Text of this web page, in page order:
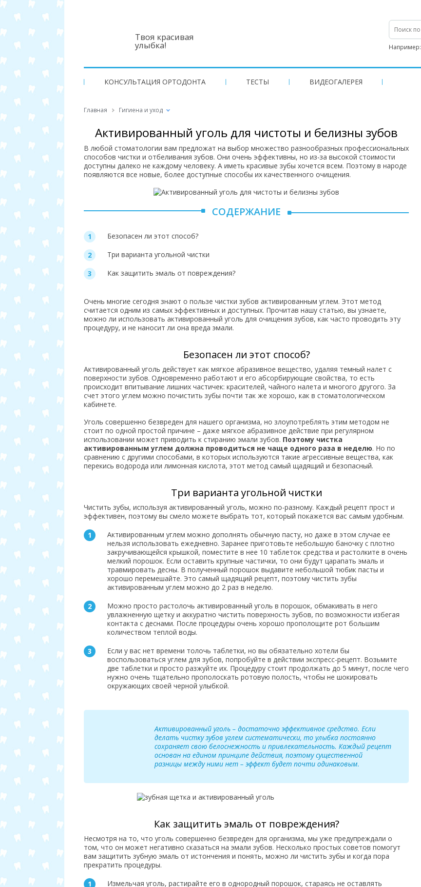
Твоя красивая
улыбка! Например:
КОНСУЛЬТАЦИЯ ОРТОДОНТА ТЕСТЫ ВИДЕОГАЛЕРЕЯ
Главная Гигиена и уход
Активированный уголь для чистоты и белизны зубов
В любой стоматологии вам предложат на выбор множество разнообразных профессиональных
способов чистки и отбеливания зубов. Они очень эффективны, но из-за высокой стоимости
доступны далеко не каждому человеку. А иметь красивые зубы хочется всем. Поэтому в народе
появляются все новые, более доступные способы их качественного очищения.
СОДЕРЖАНИЕ
Безопасен ли этот способ?
Три варианта угольной чистки
Как защитить эмаль от повреждения?
Очень многие сегодня знают о пользе чистки зубов активированным углем. Этот метод
считается одним из самых эффективных и доступных. Прочитав нашу статью, вы узнаете,
можно ли использовать активированный уголь для очищения зубов, как часто проводить эту
процедуру, и не наносит ли она вреда эмали.
Безопасен ли этот способ?
Активированный уголь действует как мягкое абразивное вещество, удаляя темный налет с
поверхности зубов. Одновременно работают и его абсорбирующие свойства, то есть
происходит впитывание лишних частичек: красителей, чайного налета и многого другого. За
счет этого углем можно почистить зубы почти так же хорошо, как в стоматологическом
кабинете.
Уголь совершенно безвреден для нашего организма, но злоупотреблять этим методом не
стоит по одной простой причине – даже мягкое абразивное действие при регулярном
использовании может приводить к стиранию эмали зубов. Поэтому чистка
активированным углем должна проводиться не чаще одного раза в неделю. Но по
сравнению с другими способами, в которых используются такие агрессивные вещества, как
перекись водорода или лимонная кислота, этот метод самый щадящий и безопасный.
Три варианта угольной чистки
Чистить зубы, используя активированный уголь, можно по-разному. Каждый рецепт прост и
эффективен, поэтому вы смело можете выбрать тот, который покажется вас самым удобным.
Активированным углем можно дополнять обычную пасту, но даже в этом случае ее
нельзя использовать ежедневно. Заранее приготовьте небольшую баночку с плотно
закручивающейся крышкой, поместите в нее 10 таблеток средства и растолките в очень
мелкий порошок. Если оставить крупные частички, то они будут царапать эмаль и
травмировать десны. В полученный порошок выдавите небольшой тюбик пасты и
хорошо перемешайте. Это самый щадящий рецепт, поэтому чистить зубы
активированным углем можно до 2 раз в неделю.
Можно просто растолочь активированный уголь в порошок, обмакивать в него
увлажненную щетку и аккуратно чистить поверхность зубов, по возможности избегая
контакта с деснами. После процедуры очень хорошо прополощите рот большим
количеством теплой воды.
Если у вас нет времени толочь таблетки, но вы обязательно хотели бы
воспользоваться углем для зубов, попробуйте в действии экспресс-рецепт. Возьмите
две таблетки и просто разжуйте их. Процедуру стоит продолжать до 5 минут, после чего
нужно очень тщательно прополоскать ротовую полость, чтобы не шокировать
окружающих своей черной улыбкой.
Активированный уголь – достаточно эффективное средство. Если
делать чистку зубов углем систематически, то улыбка постоянно
сохраняет свою белоснежность и привлекательность. Каждый рецепт
основан на едином принципе действия, поэтому существенной
разницы между ними нет – эффект будет почти одинаковым.
Как защитить эмаль от повреждения?
Несмотря на то, что уголь совершенно безвреден для организма, мы уже предупреждали о
том, что он может негативно сказаться на эмали зубов. Несколько простых советов помогут
вам защитить зубную эмаль от истончения и понять, можно ли чистить зубы и когда пора
прекратить процедуры.
Измельчая уголь, растирайте его в однородный порошок, стараясь не оставлять